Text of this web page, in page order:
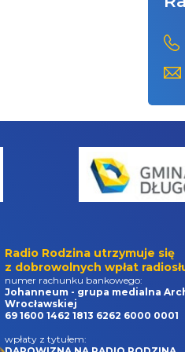
Radio Rodzina utrzymuje się
z dobrowolnych wpłat
numer rachunku bankowego:
Johanneum - grupa medialna
Wrocławskiej
69 1600 1462 1813 6262 6000 0001
wpłaty z tytułem: